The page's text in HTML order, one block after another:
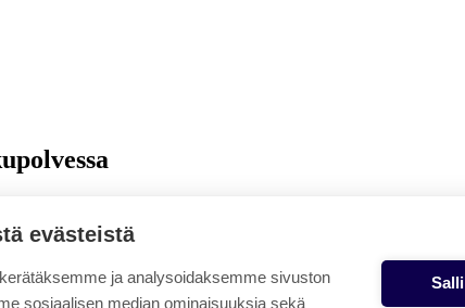
evästeistä
ja analysoidaksemme sivuston
sosiaalisen median ominaisuuksia sekä